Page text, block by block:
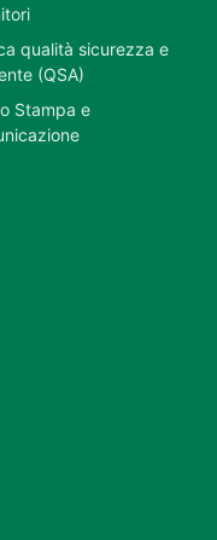
qualità sicurezza e
(QSA)
Stampa e